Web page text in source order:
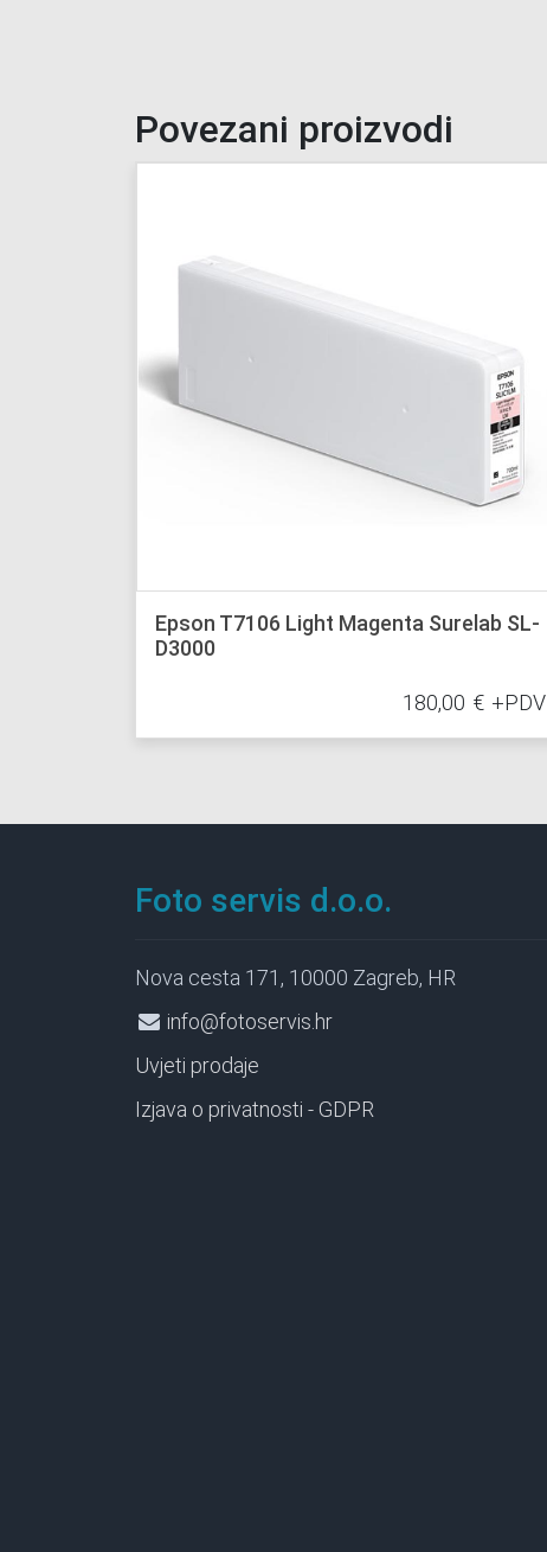
Povezani proizvodi
Epson T7106 Light Magenta Surelab SL-
D3000
180,00 € +PDV
Foto servis d.o.o.
Nova cesta 171, 10000 Zagreb, HR
info@fotoservis.hr
Uvjeti prodaje
Izjava o privatnosti - GDPR